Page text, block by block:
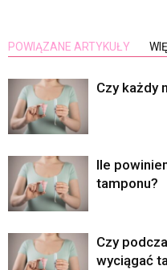
POWIĄZANE ARTYKUŁY
Czy każdy
Ile
tamponu?
Czy
wyciągać